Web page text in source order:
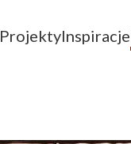
ProjektyInspiracje